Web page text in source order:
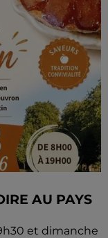
AU PAYS
et dimanche